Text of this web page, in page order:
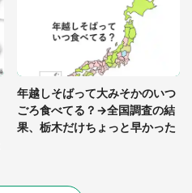
年越しそばって大みそかのいつ
ごろ食べてる？→全国調査の結
果、栃木だけちょっと早かった